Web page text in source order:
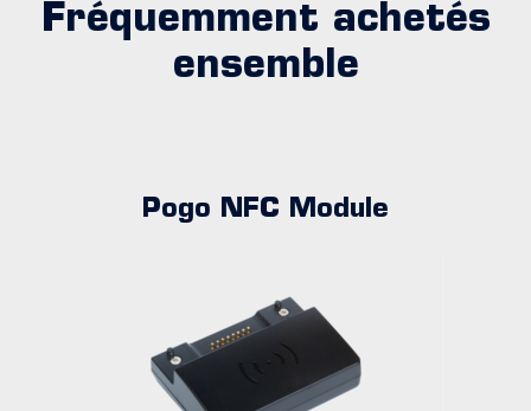
Fréquemment achetés
ensemble
Pogo NFC Module